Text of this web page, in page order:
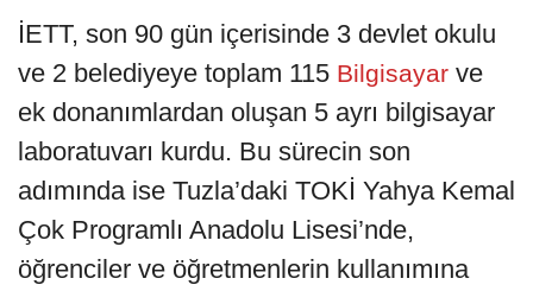
İETT, son 90 gün içerisinde 3 devlet okulu
ve 2 belediyeye toplam 115 Bilgisayar ve
ek donanımlardan oluşan 5 ayrı bilgisayar
laboratuvarı kurdu. Bu sürecin son
adımında ise Tuzla’daki TOKİ Yahya Kemal
Çok Programlı Anadolu Lisesi’nde,
öğrenciler ve öğretmenlerin kullanımına